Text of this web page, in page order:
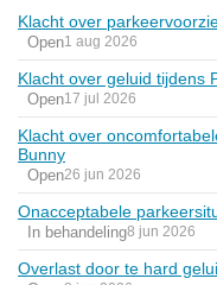
Klacht over
Open1 aug 2026
Klacht over geluid tijdens
Open17 jul 2026
Klacht over
Bunny
Open26 jun 2026
Onacceptabele
In behandeling8 jun 2026
Overlast door te hard